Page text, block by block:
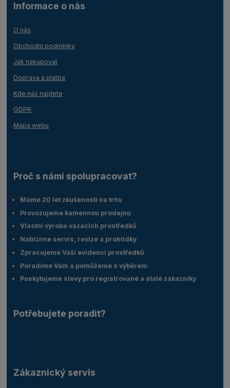
Informace o nás
O nás
Obchodní podmínky
Jak nakupovat
Doprava a platba
Kde nás najdete
GDPR
Mapa webu
Proč s námi spolupracovat?
Máme 20 let zkušeností na trhu
Provozujeme kamennou prodejnu
Vlastní výroba vázacích prostředků
Nabízíme servis, revize a prohlídky
Zpracujeme Vaší evidenci prostředků
Poradíme Vám a pomůžeme s výběrem
Poskytujeme slevy pro registrované a stálé zákazníky
Potřebujete poradit?
Zákaznický servis